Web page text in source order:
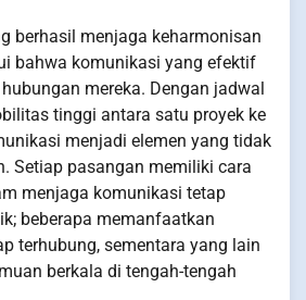
berhasil menjaga keharmonisan
bahwa komunikasi yang efektif
mereka. Dengan jadwal
tinggi antara satu proyek ke
menjadi elemen yang tidak
Setiap pasangan memiliki cara
menjaga komunikasi tetap
beberapa memanfaatkan
terhubung, sementara yang lain
berkala di tengah-tengah